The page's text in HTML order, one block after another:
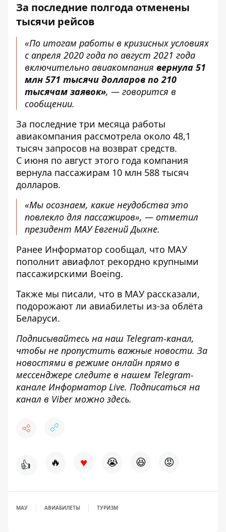
За последние полгода отменены
тысячи рейсов
«По итогам работы в кризисных условиях
с апреля 2020 года по август 2021 года
включительно авиакомпания вернула 51
млн 571 тысячи долларов по 210
тысячам заявок», — говорится в
сообщении.
За последние три месяца работы
авиакомпания рассмотрела около 48,1
тысяч запросов на возврат средств.
С июня по август этого года компания
вернула пассажирам 10 млн 588 тысяч
долларов.
«Мы осознаем, какие неудобства это
повлекло для пассажиров», — отметил
президент МАУ Евгений Дыхне.
Ранее Информатор сообщал, что МАУ
пополнит авиафлот рекордно крупными
пассажирскими Boeing.
Также мы писали, что в МАУ рассказали,
подорожают ли авиабилеты из-за облёта
Беларуси.
Подписывайтесь на наш Telegram-канал,
чтобы не пропустить важные новости. За
новостями в режиме онлайн прямо в
мессенджере следите в нашем Telegram-
канале Информатор Live. Подписаться на
канал в Viber можно здесь.
👍 🔥 ♥ 😭 😆 😡
МАУ АВИАБИЛЕТЫ ТУРИЗМ